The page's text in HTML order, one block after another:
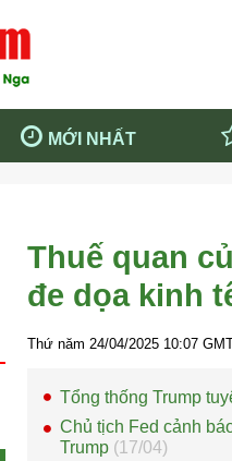
MỚI NHẤT
Thông
Khám
Thuế quan
đe dọa kinh
Thứ năm 24/04/2025 10:07
Tổng thống Trump
Chủ tịch Fed cảnh
Trump (17/04)